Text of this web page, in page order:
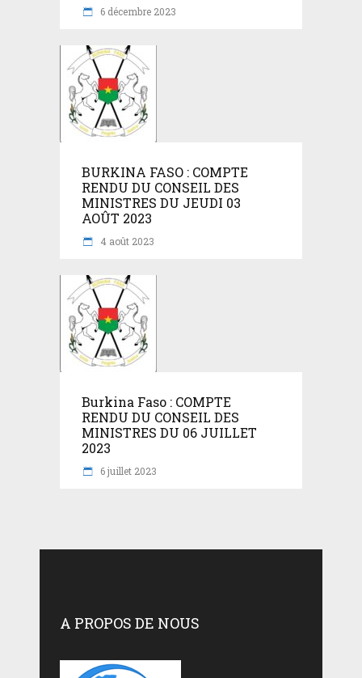
6 décembre 2023
BURKINA FASO : COMPTE
RENDU DU CONSEIL DES
MINISTRES DU JEUDI 03
AOÛT 2023
4 août 2023
Burkina Faso : COMPTE
RENDU DU CONSEIL DES
MINISTRES DU 06 JUILLET
2023
6 juillet 2023
A PROPOS DE NOUS